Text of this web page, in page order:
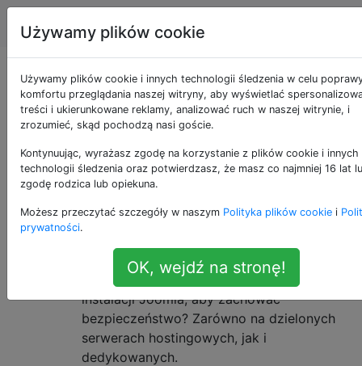
Joomla Tagi
Pytania otagowane
jako security
Ten tag dotyczy pytań bezpieczeństwa związanych z
Joomla i kodowania rozszerzeń / szablonów w celu
9
Jak zabezpieczyć nową instalację
Joomla?
Jakie działania należy podjąć po nowej
instalacji Joomla, aby zachować
bezpieczeństwo? Zarówno na dzielonych
serwerach hostingowych, jak i
dedykowanych.
Używamy plików cookie
Używamy plików cookie i innych technologii śledzenia w celu
komfortu przeglądania naszej witryny, aby wyświetlać
treści i ukierunkowane reklamy, analizować ruch w naszej witrynie, i
zrozumieć, skąd pochodzą nasi goście.
Kontynuując, wyrażasz zgodę na korzystanie z plików cookie i innych
technologii śledzenia oraz potwierdzasz, że masz co najmniej 16 lat
zgodę rodzica lub opiekuna.
Możesz przeczytać szczegóły w naszym Polityka plików cookie i
prywatności.
OK, wejdź na stronę!